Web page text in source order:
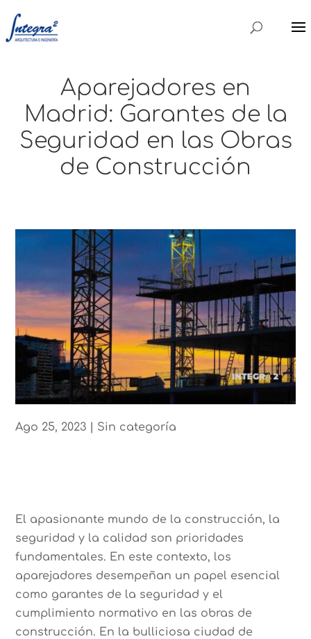
Aparejadores en
Madrid: Garantes de la
Seguridad en las Obras
de Construcción
Ago 25, 2023 Sin categoría
El apasionante mundo de la construcción, la
seguridad y la calidad son prioridades
fundamentales. En este contexto, los
aparejadores desempeñan un papel esencial
como garantes de la seguridad y el
cumplimiento normativo en las obras de
construcción. En la bulliciosa ciudad de